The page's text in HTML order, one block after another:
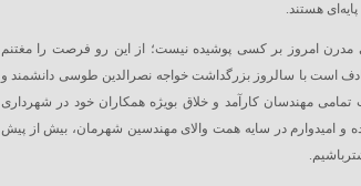
هستند.
امروز بر کسی پوشیده نیست؛ از این رو فرصت را مغتنم
است با سالروز بزرگداشت خواجه نصرالدین طوسی دانشمند و
مهندسان کارآمد و خلاق بویژه همکاران خود در شهرداری
و امیدوارم در سایه همت والای مهندسین شهرمان، بیش از پیش